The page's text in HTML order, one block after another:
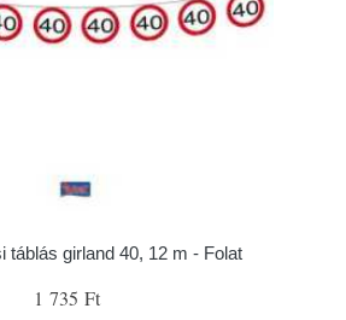
táblás girland 40, 12 m - Folat
1 735 Ft